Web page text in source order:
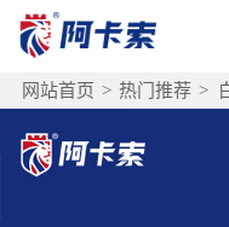
网站首页 > 热门推荐 >